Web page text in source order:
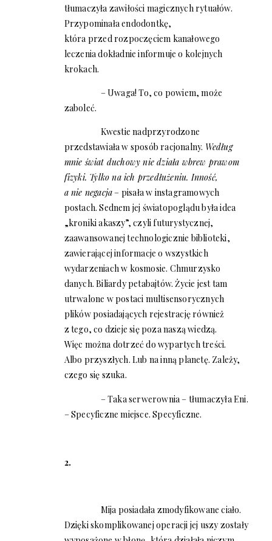
tłumaczyła zawiłości magicznych rytuałów.
Przypominała endodontkę,
która przed rozpoczęciem kanałowego
leczenia dokładnie informuje o kolejnych
krokach.
– Uwaga! To, co powiem, może
zaboleć.
Kwestie nadprzyrodzone
przedstawiała w sposób racjonalny. Według
mnie świat duchowy nie działa wbrew prawom
fizyki. Tylko na ich przedłużeniu. Inność,
a nie negacja– pisała w instagramowych
postach. Sednem jej światopoglądu była idea
„kroniki akaszy”, czyli futurystycznej,
zaawansowanej technologicznie biblioteki,
zawierającej informacje o wszystkich
wydarzeniach w kosmosie. Chmurzysko
danych. Biliardy petabajtów. Życie jest tam
utrwalone w postaci multisensorycznych
plików posiadających rejestrację również
z tego, co dzieje się poza naszą wiedzą.
Więc można dotrzeć do wypartych treści.
Albo przyszłych. Lub na inną planetę. Zależy,
czego się szuka.
– Taka serwerownia – tłumaczyła Eni.
– Specyficzne miejsce. Specyficzne.
2.
Mija posiadała zmodyfikowane ciało.
Dzięki skomplikowanej operacji jej uszy zostały